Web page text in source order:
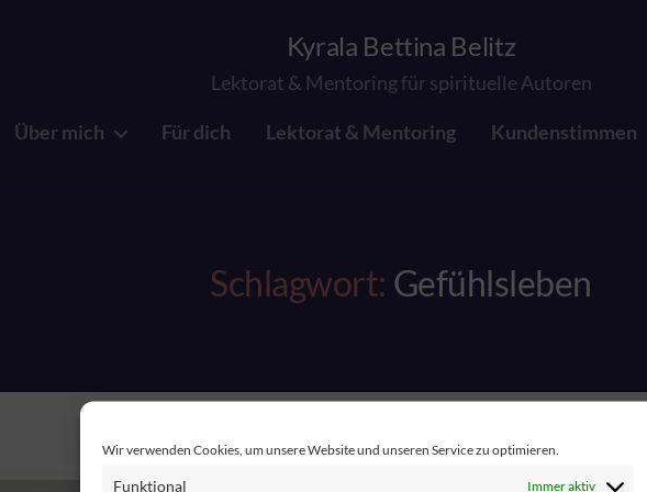
Wir verwenden Cookies, um unsere Website und unseren Service zu optimieren.
Funktional Immer aktiv
Kyrala Bettina Belitz
Lektorat & Mentoring für spirituelle Autoren
Über mich Für dich Lektorat & Mentoring Kundenstimmen
Schlagwort: Gefühlsleben